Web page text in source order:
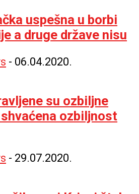
uspešna u borbi
a druge države nisu
- 06.04.2020.
su ozbiljne
ozbiljnost
- 29.07.2020.